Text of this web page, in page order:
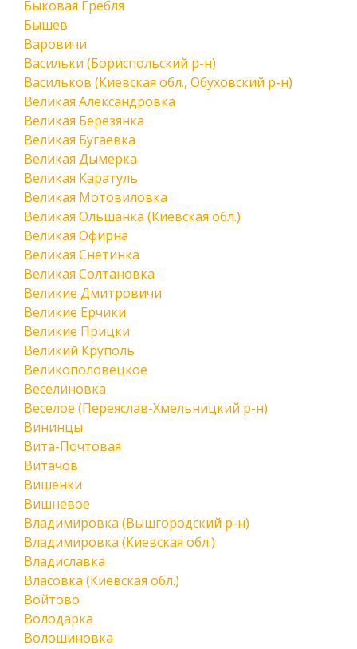
Быковая Гребля
Бышев
Варовичи
Васильки (Бориспольский р-н)
Васильков (Киевская обл., Обуховский р-н)
Великая Александровка
Великая Березянка
Великая Бугаевка
Великая Дымерка
Великая Каратуль
Великая Мотовиловка
Великая Ольшанка (Киевская обл.)
Великая Офирна
Великая Снетинка
Великая Солтановка
Великие Дмитровичи
Великие Ерчики
Великие Прицки
Великий Круполь
Великополовецкое
Веселиновка
Веселое (Переяслав-Хмельницкий р-н)
Вининцы
Вита-Почтовая
Витачов
Вишенки
Вишневое
Владимировка (Вышгородский р-н)
Владимировка (Киевская обл.)
Владиславка
Власовка (Киевская обл.)
Войтово
Володарка
Волошиновка